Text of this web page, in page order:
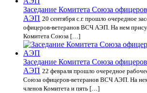
Заседание Комитета Союза
АЭП 20 сентября с.г. прошло очередное
офицеров-ветеранов ВСЧ АЭП. На нем
Комитета Союза […]
Заседание Комитета Союза
АЭП 22 февраля прошло очередное
Союза офицеров-ветеранов ВСЧ АЭП. На
членов Комитета и пять […]